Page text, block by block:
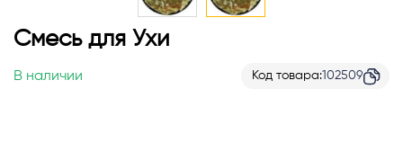
Перейти
к
Смесь для Ухи
В наличии Код товара 102509